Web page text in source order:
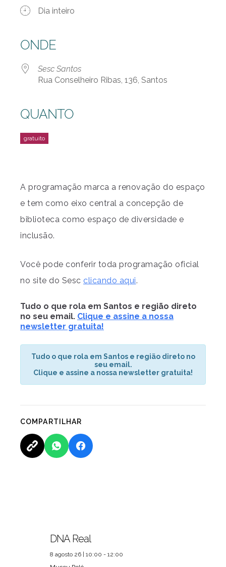
Dia inteiro
ONDE
Sesc Santos
Rua Conselheiro Ribas, 136, Santos
QUANTO
A programação marca a renovação do espaço
e tem como eixo central a concepção de
biblioteca como espaço de diversidade e
inclusão.
Você pode conferir toda programação oficial
no site do Sesc clicando aqui.
Tudo o que rola em Santos e região direto
no seu email. Clique e assine a nossa
newsletter gratuita!
Tudo o que rola em Santos e região direto no
seu email.
Clique e assine a nossa newsletter gratuita!
COMPARTILHAR
DNA Real
8 agosto 26 | 10:00 - 12:00